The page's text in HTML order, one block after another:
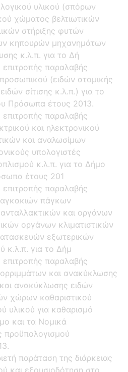
υλικού (σπόρων
χώματος βελτιωτικών
στήριξης φυτών
κηπουρών μηχανημάτων
κ.λ.π. για το Δή
παραλαβής
(ειδών ατομικής
σίτισης κ.λ.π.) για το
Πρόσωπα έτους 2013.
παραλαβής
και ηλεκτρονικού
και αναλωσίμων
υπολογιστές
κ.λ.π. για το Δήμο
έτους 201
παραλαβής
πάγκων
και οργάνων
οργάνων κλιματιστικών
εξωτερικών
κ.λ.π. για το Δήμ
παραλαβής
και ανακύκλωσης
ανακύκλωσης ειδών
χώρων καθαριστικού
υλικού για καθαρισμό
και τα Νομικά
παράταση της διάρκειας
και εξουσιοδότηση στο